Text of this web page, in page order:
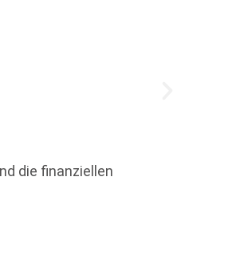
die finanziellen